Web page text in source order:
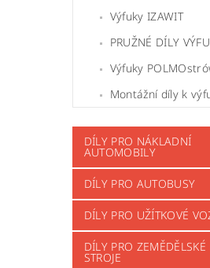
Výfuky IZAWIT
PRUŽNÉ DÍLY
Výfuky
Montážní díly k
DÍLY PRO NÁKLADNÍ
AUTOMOBILY
DÍLY PRO AUTOBUSY
DÍLY PRO UŽÍTKOVÉ
DÍLY PRO ZEMĚDĚLSKÉ
STROJE